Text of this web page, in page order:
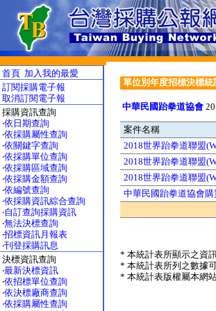
首頁 加入我的最愛
訂閱採購電子報
取消訂閱電子報
採購資訊查詢
‧依日期查詢
‧依採購屬性查詢
‧依關鍵字查詢
‧依採購單位查詢
‧依採購區域查詢
‧依採購金額查詢
‧依編號查詢
‧依採購資訊綜合查詢
‧自訂查詢採購資訊
‧無法決標查詢
‧招標資訊月報表
‧刊登採購訊息
決標資訊查詢
‧最新決標資訊
‧依招標單位查詢
‧依決標廠商查詢
‧依採購屬性查詢
單位別年度招標決標統
中華民國跆拳道協會
案件名稱
2018世界跆拳道聯盟
2018世界跆拳道聯盟
2018世界跆拳道聯盟
中華民國跆拳道協會
* 本統計表所顯示之資
* 本統計表所列之數據
* 本統計表版權屬本網